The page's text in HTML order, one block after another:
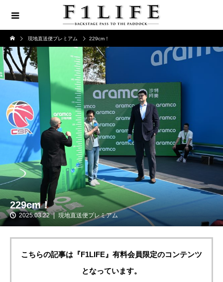
現地直送便プレミアム 229cm！
229cm！
2025.03.22 現地直送便プレミアム
こちらの記事は『F1LIFE』有料会員限定のコンテンツ
となっています。